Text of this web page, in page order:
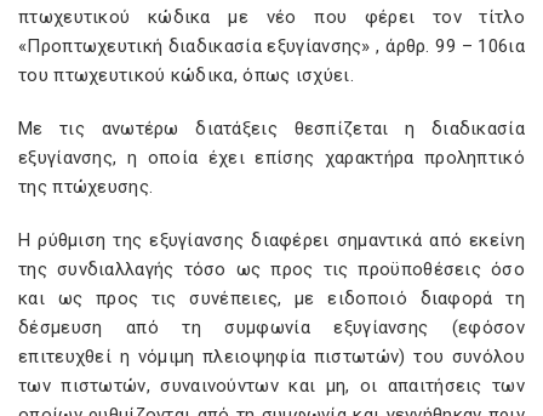
πτωχευτικού κώδικα με νέο που φέρει τον τίτλο
«Προπτωχευτική διαδικασία εξυγίανσης» , άρθρ. 99 – 106ια
του πτωχευτικού κώδικα, όπως ισχύει.
Με τις ανωτέρω διατάξεις θεσπίζεται η διαδικασία
εξυγίανσης, η οποία έχει επίσης χαρακτήρα προληπτικό
της πτώχευσης.
Η ρύθμιση της εξυγίανσης διαφέρει σημαντικά από εκείνη
της συνδιαλλαγής τόσο ως προς τις προϋποθέσεις όσο
και ως προς τις συνέπειες, με ειδοποιό διαφορά τη
δέσμευση από τη συμφωνία εξυγίανσης (εφόσον
επιτευχθεί η νόμιμη πλειοψηφία πιστωτών) του συνόλου
των πιστωτών, συναινούντων και μη, οι απαιτήσεις των